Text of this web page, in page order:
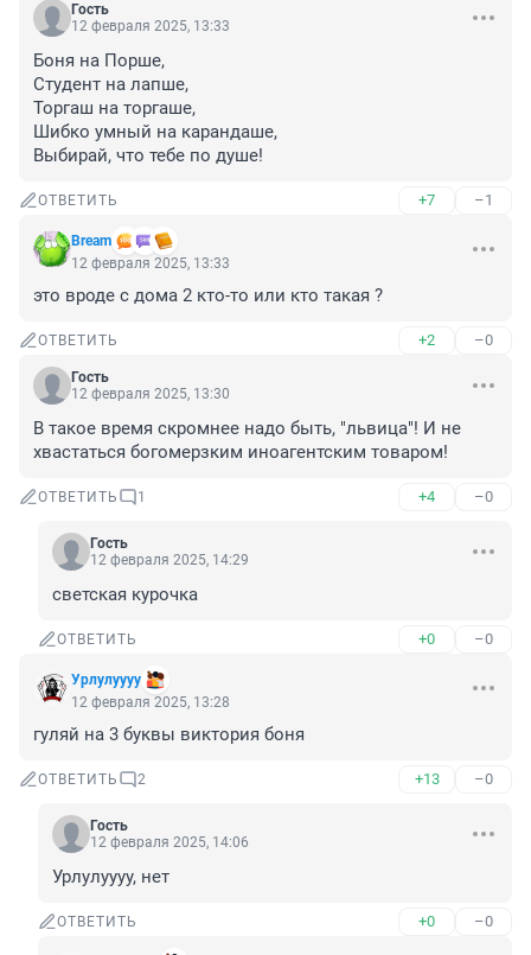
Гость
12 февраля 2025, 13:33
Боня на Порше,
Студент на лапше,
Торгаш на торгаше,
Шибко умный на карандаше,
Выбирай, что тебе по душе!
ОТВЕТИТЬ +7 –1
Bream
12 февраля 2025, 13:33
это вроде с дома 2 кто-то или кто такая ?
ОТВЕТИТЬ +2 –0
Гость
12 февраля 2025, 13:30
В такое время скромнее надо быть, "львица"! И не
хвастаться богомерзким иноагентским товаром!
ОТВЕТИТЬ 1 +4 –0
Гость
12 февраля 2025, 14:29
светская курочка
ОТВЕТИТЬ +0 –0
Урлулуууу
12 февраля 2025, 13:28
гуляй на 3 буквы виктория боня
ОТВЕТИТЬ 2 +13 –0
Гость
12 февраля 2025, 14:06
Урлулуууу, нет
ОТВЕТИТЬ +0 –0